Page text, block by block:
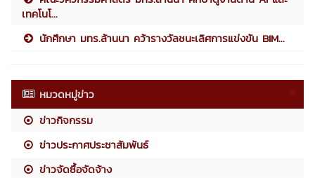
เทคโนโ...
นักศึกษา มทร.ล้านนา คว้ารางวัลชนะเลิศการแข่งขัน BIM...
หมวดหมู่ข่าว
ข่าวกิจกรรม
ข่าวประกาศประชาสัมพันธ์
ข่าวจัดซื้อจัดจ้าง